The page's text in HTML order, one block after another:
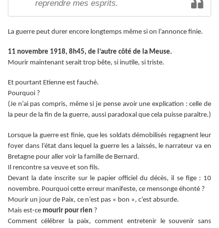
reprendre mes esprits.
La guerre peut durer encore longtemps même si on l’annonce finie.
11 novembre 1918, 8h45, de l’autre côté de la Meuse.
Mourir maintenant serait trop bête, si inutile, si triste.
Et pourtant Etienne est fauché.
Pourquoi ?
(Je n’ai pas compris, même si je pense avoir une explication : celle de
la peur de la fin de la guerre, aussi paradoxal que cela puisse paraître.)
Lorsque la guerre est finie, que les soldats démobilisés regagnent leur
foyer dans l’état dans lequel la guerre les a laissés, le narrateur va en
Bretagne pour aller voir la famille de Bernard.
Il rencontre sa veuve et son fils.
Devant la date inscrite sur le papier officiel du décès, il se fige : 10
novembre. Pourquoi cette erreur manifeste, ce mensonge éhonté ?
Mourir un jour de Paix, ce n’est pas « bon », c’est absurde.
Mais est-ce mourir pour rien ?
Comment célébrer la paix, comment entretenir le souvenir sans